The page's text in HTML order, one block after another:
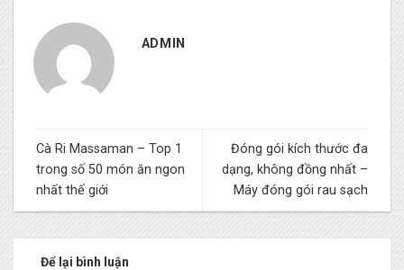
ADMIN
Cà Ri Massaman – Top 1
trong số 50 món ăn ngon
nhất thế giới
Đóng gói kích thước đa
dạng, không đồng nhất –
Máy đóng gói rau sạch
Để lại bình luận